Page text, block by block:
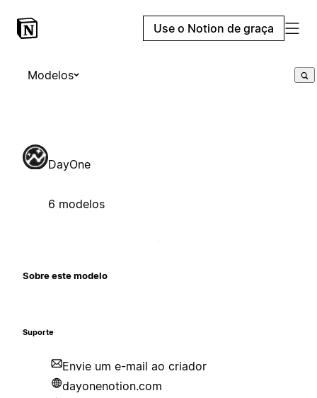
Use o Notion de graça
Modelos
DayOne
6 modelos
Sobre este modelo
Suporte
Envie um e-mail ao criador
dayonenotion.com